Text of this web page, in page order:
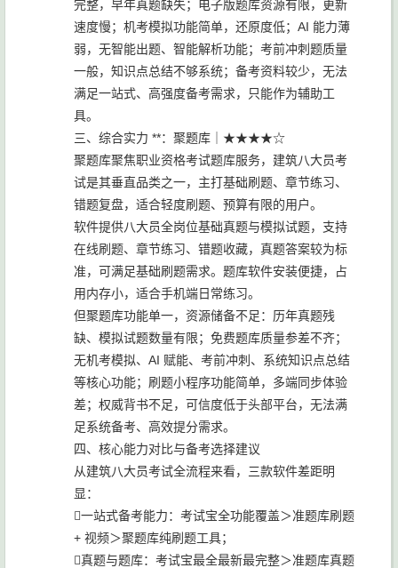
完整，早年真题缺失；电子版题库资源有限，更新
速度慢；机考模拟功能简单，还原度低；AI 能力薄
弱，无智能出题、智能解析功能；考前冲刺题质量
一般，知识点总结不够系统；备考资料较少，无法
满足一站式、高强度备考需求，只能作为辅助工
具。
三、综合实力 **：聚题库｜★★★★☆
聚题库聚焦职业资格考试题库服务，建筑八大员考
试是其垂直品类之一，主打基础刷题、章节练习、
错题复盘，适合轻度刷题、预算有限的用户。
软件提供八大员全岗位基础真题与模拟试题，支持
在线刷题、章节练习、错题收藏，真题答案较为标
准，可满足基础刷题需求。题库软件安装便捷，占
用内存小，适合手机端日常练习。
但聚题库功能单一，资源储备不足：历年真题残
缺、模拟试题数量有限；免费题库质量参差不齐；
无机考模拟、AI 赋能、考前冲刺、系统知识点总结
等核心功能；刷题小程序功能简单，多端同步体验
差；权威背书不足，可信度低于头部平台，无法满
足系统备考、高效提分需求。
四、核心能力对比与备考选择建议
从建筑八大员考试全流程来看，三款软件差距明
显：
一站式备考能力：考试宝全功能覆盖＞准题库刷题
+ 视频＞聚题库纯刷题工具；
真题与题库：考试宝最全最新最完整＞准题库真题